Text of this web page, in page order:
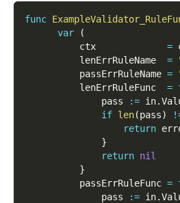
func
var
(
          ctx
=
          lenErrRuleName
=
          passErrRuleName
=
          lenErrRuleFunc
=
              pass
:= in.
if len(pass)
return
}
return nil
}
          passErrRuleFunc
=
              pass
:= in.